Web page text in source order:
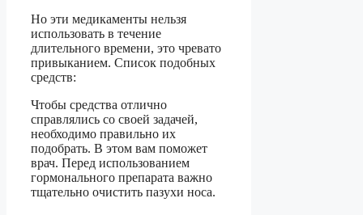
Но эти медикаменты нельзя
использовать в течение
длительного времени, это чревато
привыканием. Список подобных
средств:
Чтобы средства отлично
справлялись со своей задачей,
необходимо правильно их
подобрать. В этом вам поможет
врач. Перед использованием
гормонального препарата важно
тщательно очистить пазухи носа.